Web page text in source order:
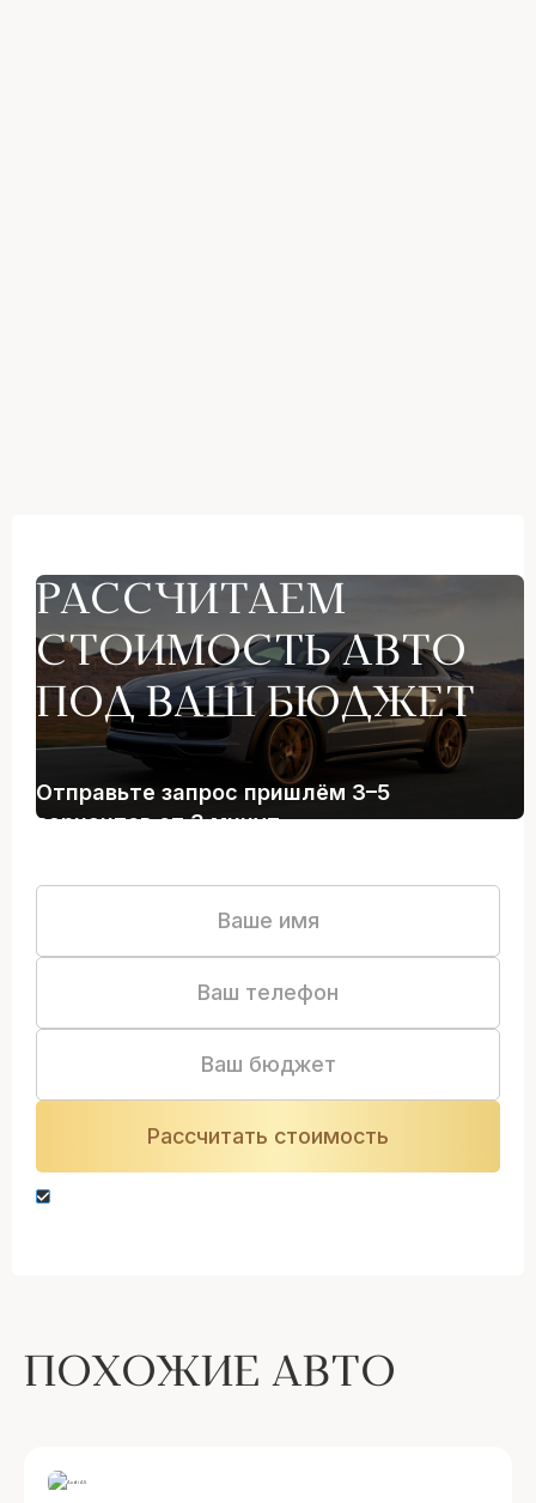
РАССЧИТАЕМ
СТОИМОСТЬ АВТО
ПОД ВАШ БЮДЖЕТ
Отправьте запрос пришлём 3–5
вариантов от 3 минут
ПОХОЖИЕ АВТО